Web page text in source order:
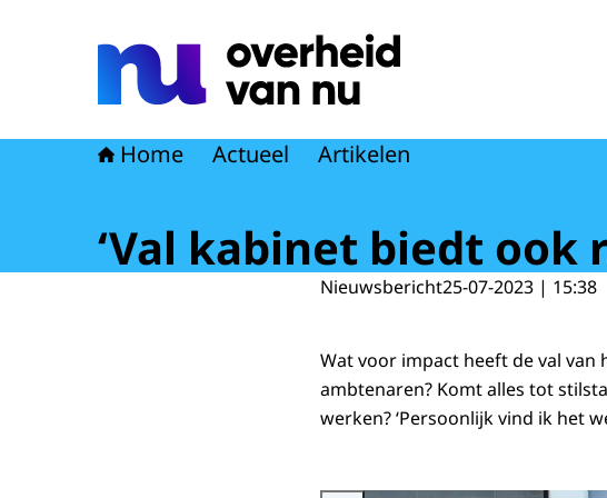
Home Actueel Artikelen
‘Val kabinet biedt ook
Nieuwsbericht25-07-2023 | 15:38
Wat voor impact heeft de val
ambtenaren? Komt alles tot
werken? ‘Persoonlijk vind ik het
Vergroot afbeelding Ambtenaren op het